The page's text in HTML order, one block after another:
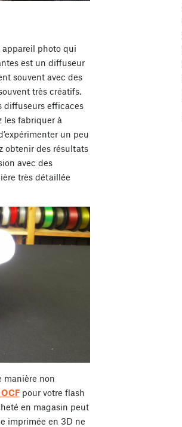
appareil photo qui
est un diffuseur
souvent avec des
très créatifs.
diffuseurs efficaces
les fabriquer à
un peu
obtenir des résultats
avec des
très détaillée
manière non
pour votre flash
en magasin peut
imprimée en 3D ne